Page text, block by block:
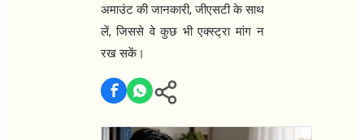
अमाउंट की जानकारी,जीएसटी के साथ
लें,जिससे वे कुछ भी एक्स्ट्रा मांग न
रख सकें।